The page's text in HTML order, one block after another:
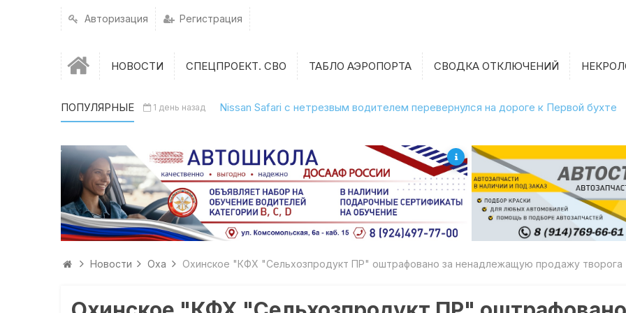
Авторизация Регистрация
НОВОСТИ СПЕЦПРОЕКТ. СВО ТАБЛО АЭРОПОРТА СВОДКА ОТКЛЮЧЕНИЙ
ПОПУЛЯРНЫЕ 1 день назад Nissan Safari с нетрезвым водителем перевернулся на дороге к Первой бухте
Новости Оха Охинское "КФХ "Сельхозпродукт ПР" оштрафовано за ненадлежащую продажу творога